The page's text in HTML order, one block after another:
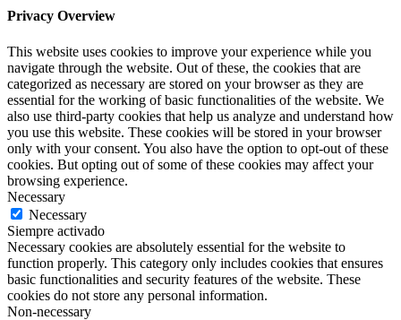
Privacy Overview
This website uses cookies to improve your experience while you
navigate through the website. Out of these, the cookies that are
categorized as necessary are stored on your browser as they are
essential for the working of basic functionalities of the website. We
also use third-party cookies that help us analyze and understand how
you use this website. These cookies will be stored in your browser
only with your consent. You also have the option to opt-out of these
cookies. But opting out of some of these cookies may affect your
browsing experience.
Necessary
Necessary
Siempre activado
Necessary cookies are absolutely essential for the website to
function properly. This category only includes cookies that ensures
basic functionalities and security features of the website. These
cookies do not store any personal information.
Non-necessary